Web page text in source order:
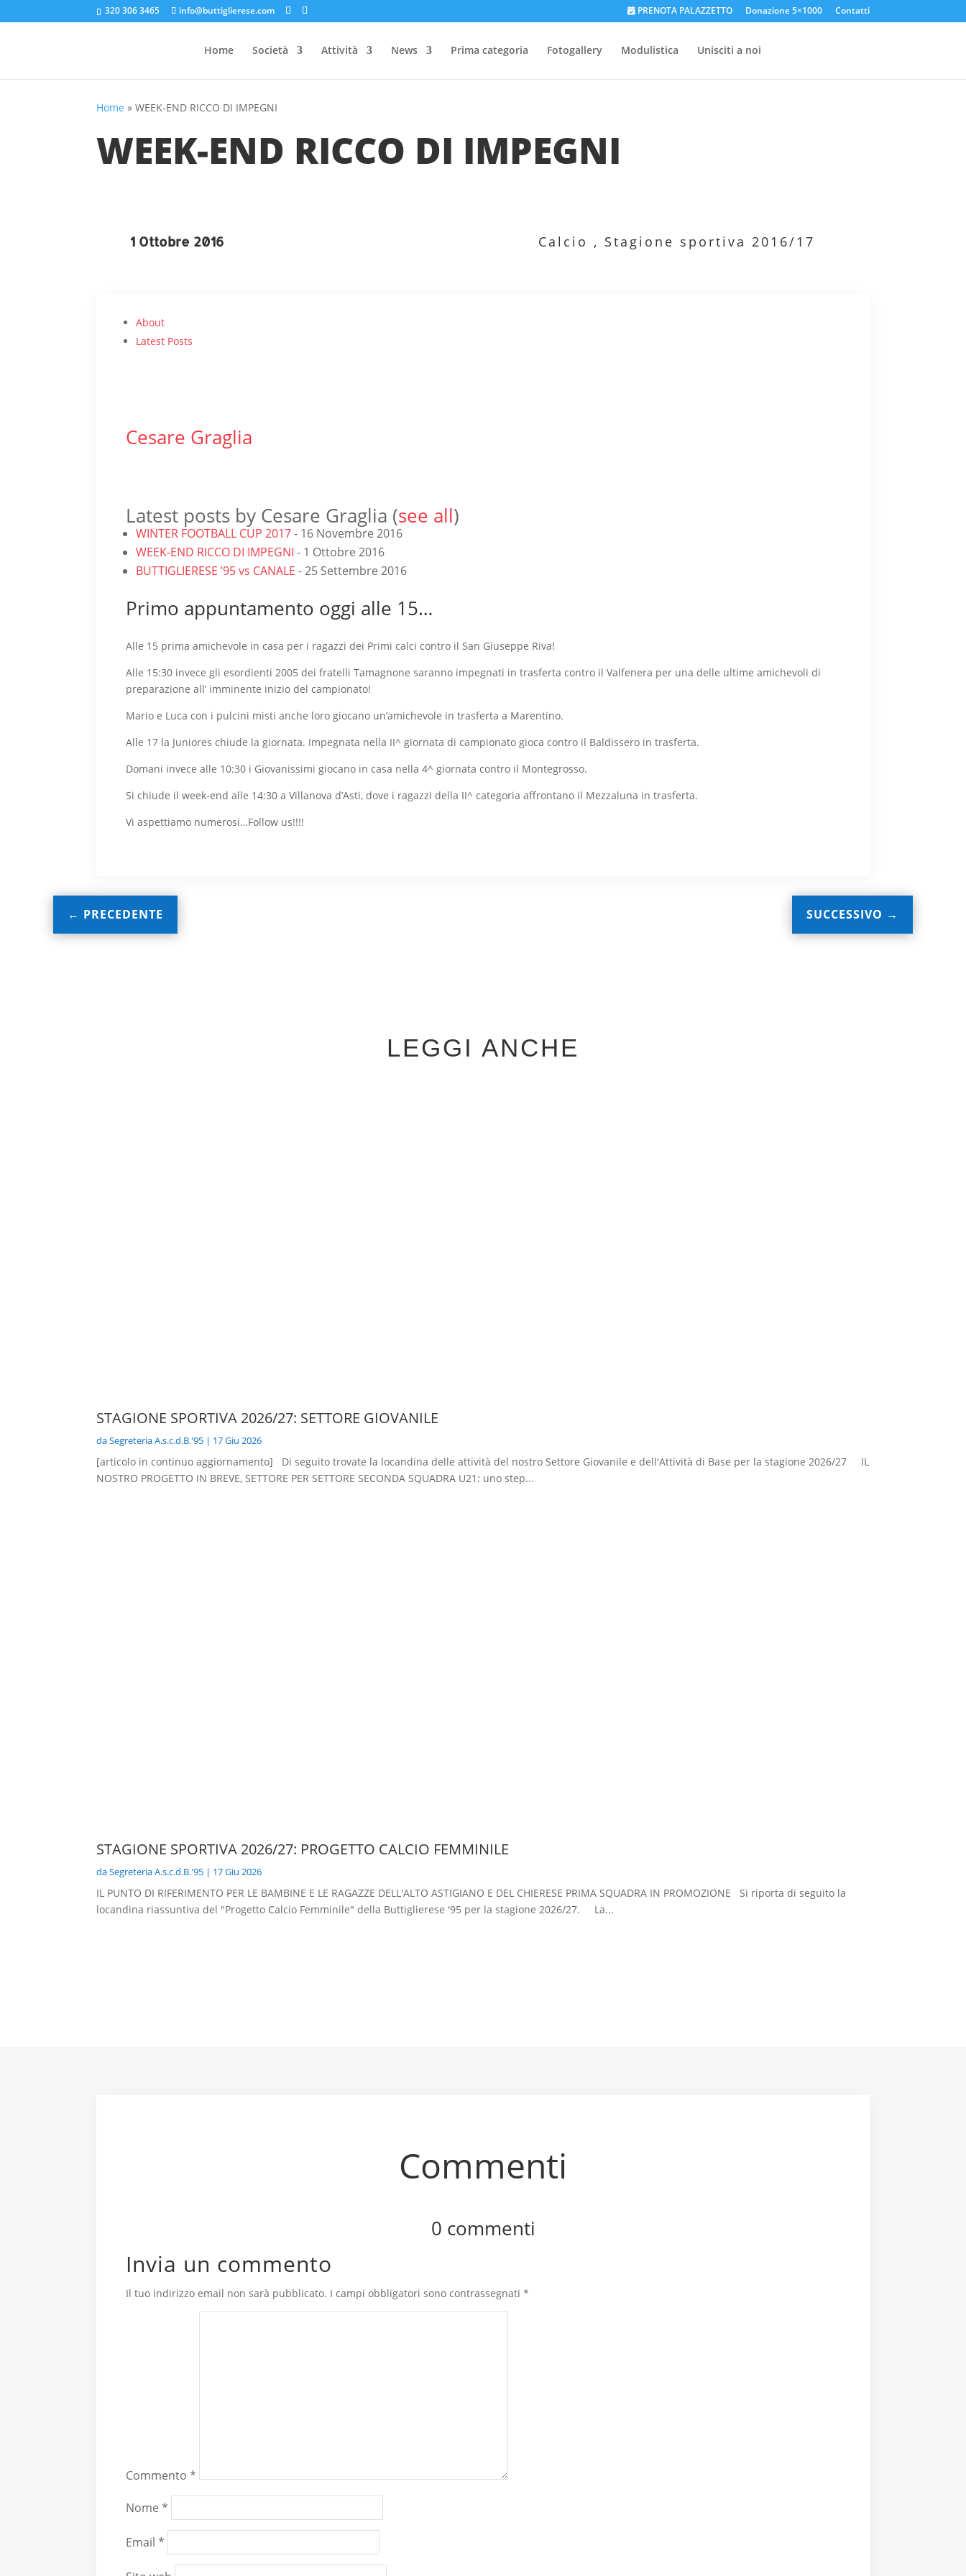
320 306 3465 info@buttiglierese.com PRENOTA PALAZZETTO Donazione 5×1000 Contatti
Home Società Attività News Prima categoria Fotogallery Modulistica Unisciti a noi
Home »WEEK-END RICCO DI IMPEGNI
WEEK-END RICCO DI IMPEGNI
1 Ottobre 2016 Calcio , Stagione sportiva 2016/17
About
Latest Posts
Cesare Graglia
Latest posts by Cesare Graglia (see all)
WINTER FOOTBALL CUP 2017- 16 Novembre 2016
WEEK-END RICCO DI IMPEGNI - 1 Ottobre 2016
BUTTIGLIERESE ’95 vs CANALE - 25 Settembre 2016
Primo appuntamento oggi alle 15…
Alle 15 prima amichevole in casa per i ragazzi dei Primi calci contro il San Giuseppe Riva!
Alle 15:30 invece gli esordienti 2005 dei fratelli Tamagnone saranno impegnati in trasferta contro il Valfenera per una delle ultime amichevoli di
preparazione all’ imminente inizio del campionato!
Mario e Luca con i pulcini misti anche loro giocano un’amichevole in trasferta a Marentino.
Alle 17 la Juniores chiude la giornata. Impegnata nella II^ giornata di campionato gioca contro il Baldissero in trasferta.
Domani invece alle 10:30 i Giovanissimi giocano in casa nella 4^ giornata contro il Montegrosso.
Si chiude il week-end alle 14:30 a Villanova d’Asti, dove i ragazzi della II^ categoria affrontano il Mezzaluna in trasferta.
Vi aspettiamo numerosi…Follow us!!!!
← PRECEDENTE SUCCESSIVO →
LEGGI ANCHE
STAGIONE SPORTIVA 2026/27: SETTORE GIOVANILE
daSegreteria A.s.c.d.B.'95 | 17 Giu 2026
[articolo in continuo aggiornamento] Di seguito trovate la locandina delle attività del nostro Settore Giovanile e dell'Attività di Base per la stagione 2026/27 IL
NOSTRO PROGETTO IN BREVE, SETTORE PER SETTORE SECONDA SQUADRA U21: uno step...
STAGIONE SPORTIVA 2026/27: PROGETTO CALCIO FEMMINILE
daSegreteria A.s.c.d.B.'95 | 17 Giu 2026
IL PUNTO DI RIFERIMENTO PER LE BAMBINE E LE RAGAZZE DELL'ALTO ASTIGIANO E DEL CHIERESE PRIMA SQUADRA IN PROMOZIONE Si riporta di seguito la
locandina riassuntiva del "Progetto Calcio Femminile" della Buttiglierese '95 per la stagione 2026/27. La...
Commenti
0 commenti
Invia un commento
Il tuo indirizzo email non sarà pubblicato. I campi obbligatori sono contrassegnati *
Commento *
Nome *
Email *